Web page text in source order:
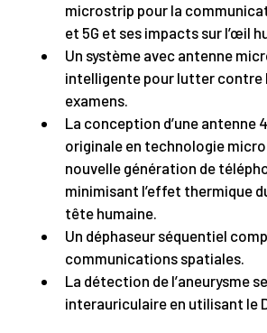
microstrip pour la
et 5G et ses impacts sur l’œil
Un système avec antenne
intelligente pour lutter contre
examens.
La conception d’une antenne
originale en technologie
nouvelle génération de
minimisant l’effet thermique
tête humaine.
Un déphaseur séquentiel
communications spatiales.
La détection de l’aneurysme
interauriculaire en utilisant le